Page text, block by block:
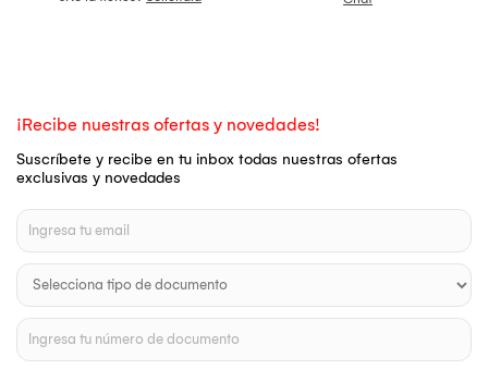
¡Recibe nuestras ofertas y novedades!
Suscríbete y recibe en tu inbox todas nuestras ofertas
exclusivas y novedades